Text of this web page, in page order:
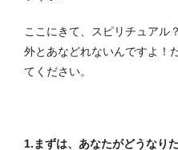
ここにきて、スピリチュアル
外とあなどれないんですよ！
てください。
1.まずは、あなたがどうなり